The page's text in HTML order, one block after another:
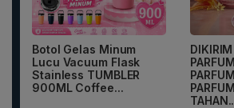
Botol Gelas Minum
Lucu Vacuum Flask
Stainless TUMBLER
900ML Coffee...